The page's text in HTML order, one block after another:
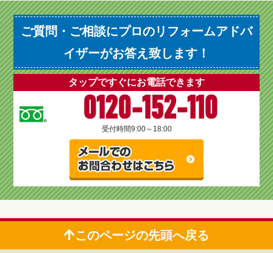
ご質問・ご相談にプロのリフォームアドバ
イザーがお答え致します！
タップですぐにお電話できます
0120-152-110
受付時間9:00～18:00
このページの先頭へ戻る